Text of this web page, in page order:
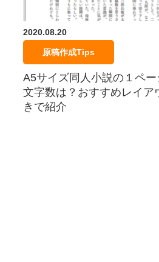
2020.08.20
原稿作成Tips
A5サイズ同人小説の１ペ
文字数は？おすすめレイア
きで紹介